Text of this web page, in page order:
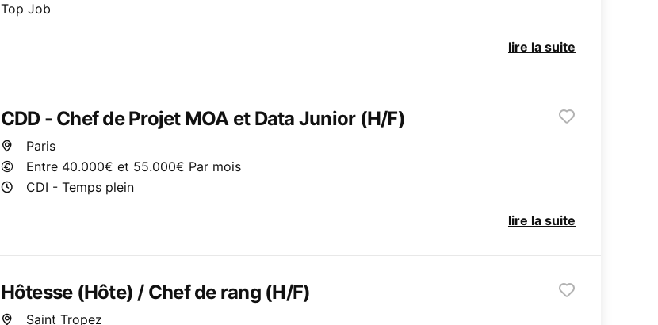
Top Job
lire la suite
CDD - Chef de Projet MOA et Data Junior (H/F)
Paris
Entre 40.000€ et 55.000€ Par mois
CDI - Temps plein
lire la suite
Hôtesse (Hôte) / Chef de rang (H/F)
Saint Tropez